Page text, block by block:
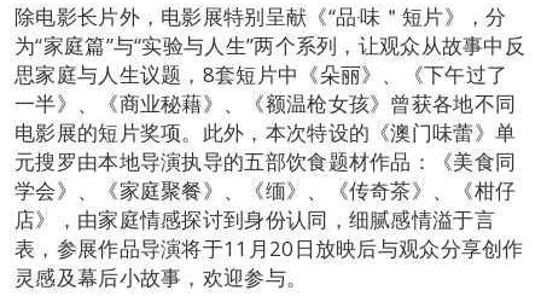
除电影长片外，电影展特别呈献《“品‧味＂短片》，分
为“家庭篇”与“实验与人生”两个系列，让观众从故事中反
思家庭与人生议题，8套短片中《朵丽》、《下午过了
一半》、《商业秘藉》、《额温枪女孩》曾获各地不同
电影展的短片奖项。此外，本次特设的《澳门味蕾》单
元搜罗由本地导演执导的五部饮食题材作品：《美食同
学会》、《家庭聚餐》、《缅》、《传奇茶》、《柑仔
店》，由家庭情感探讨到身份认同，细腻感情溢于言
表，参展作品导演将于11月20日放映后与观众分享创作
灵感及幕后小故事，欢迎参与。